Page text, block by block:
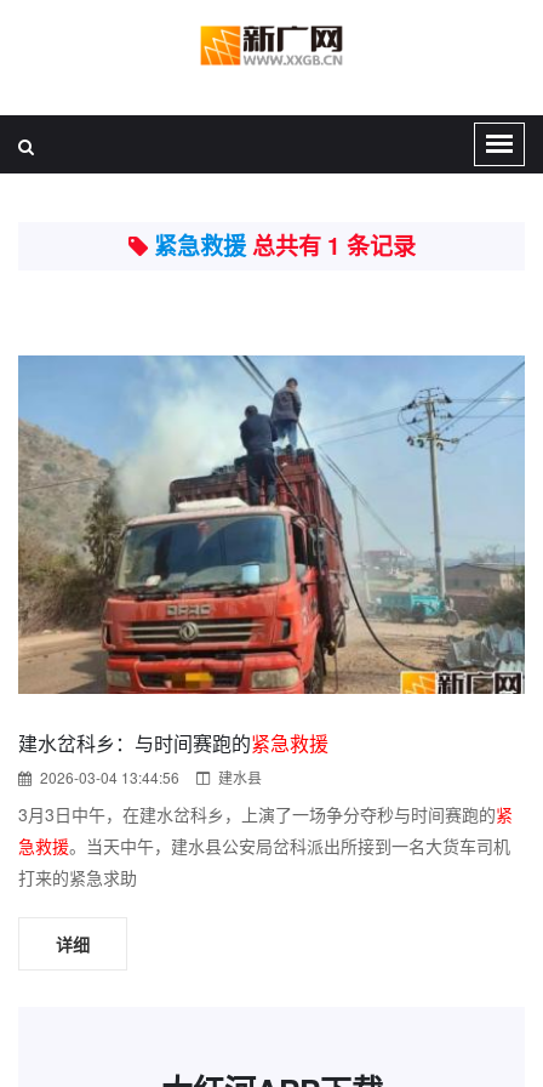
紧急救援总共有 1 条记录
建水岔科乡：与时间赛跑的紧急救援
2026-03-04 13:44:56 建水县
3月3日中午，在建水岔科乡，上演了一场争分夺秒与时间赛跑的紧
急救援。当天中午，建水县公安局岔科派出所接到一名大货车司机
打来的紧急求助
详细